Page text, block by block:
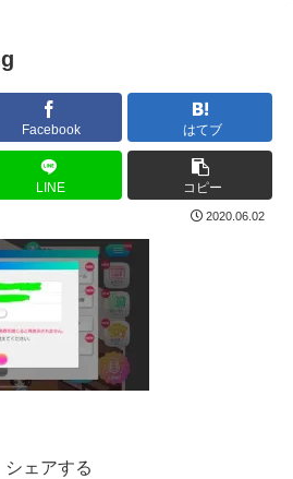
Facebook はてブ
LINE コピー
2020.06.02
シェアする